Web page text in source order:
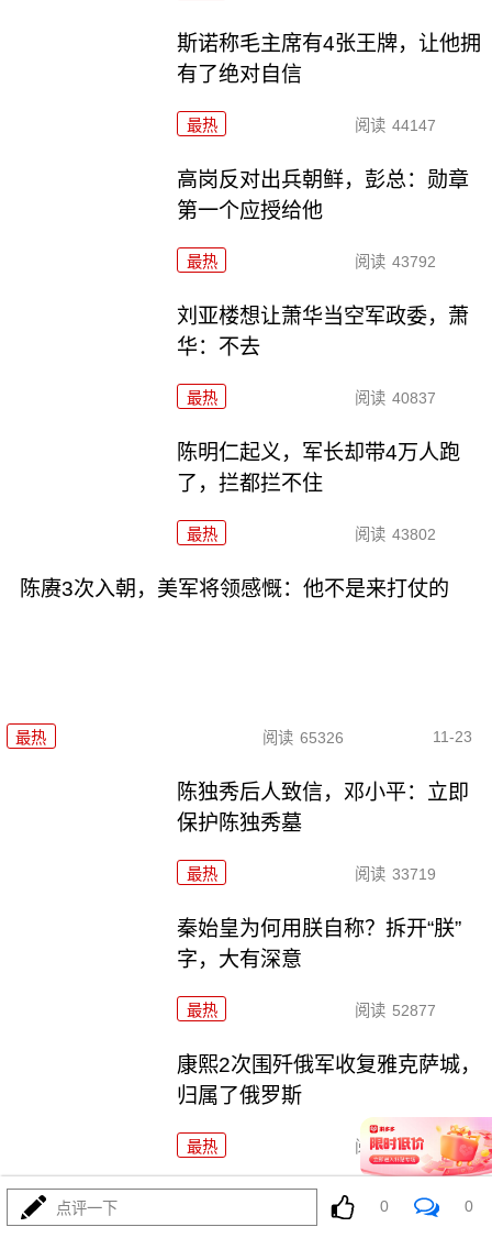
斯诺称毛主席有4张王牌，让他拥
有了绝对自信
最热 阅读 44147
高岗反对出兵朝鲜，彭总：勋章
第一个应授给他
最热 阅读 43792
刘亚楼想让萧华当空军政委，萧
华：不去
最热 阅读 40837
陈明仁起义，军长却带4万人跑
了，拦都拦不住
最热 阅读 43802
陈赓3次入朝，美军将领感慨：他不是来打仗的
最热 阅读 65326 11-23
陈独秀后人致信，邓小平：立即
保护陈独秀墓
最热 阅读 33719
秦始皇为何用朕自称？拆开“朕”
字，大有深意
最热 阅读 52877
康熙2次围歼俄军收复雅克萨城，
归属了俄罗斯
最热 阅读 46245
张飞后人安然无恙，为何关羽后人却满门被杀？
点评一下 0 0